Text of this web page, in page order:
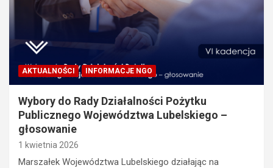
AKTUALNOŚCI INFORMACJE NGO
Wybory do Rady Działalności Pożytku
Publicznego Województwa Lubelskiego –
głosowanie
1 kwietnia 2026
Marszałek Województwa Lubelskiego działając na